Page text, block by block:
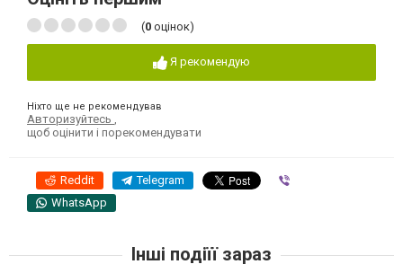
(0 оцінок)
Я рекомендую
Ніхто ще не рекомендував
Авторизуйтесь
щоб оцінити і порекомендувати
Reddit Telegram
WhatsApp
Інші подіїї зараз